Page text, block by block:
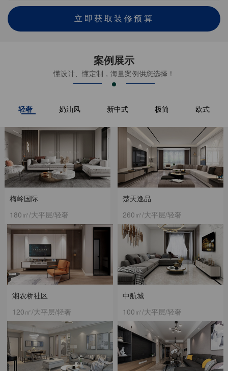
立即获取装修预算
案例展示
懂设计、懂定制，海量案例供您选择！
轻奢 奶油风 新中式 极简 欧式
梅岭国际
180㎡/大平层/轻奢
楚天逸品
260㎡/大平层/轻奢
中航城
100㎡/大平层/轻奢
湘农桥社区
120㎡/大平层/轻奢